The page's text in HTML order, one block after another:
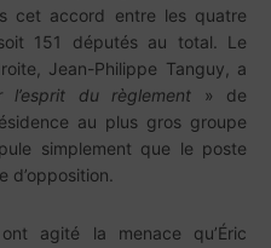
cet accord entre les quatre
151 députés au total. Le
Jean-Philippe Tanguy, a
l’esprit du règlement » de
au plus gros groupe
simplement que le poste
d’opposition.
agité la menace qu’Éric